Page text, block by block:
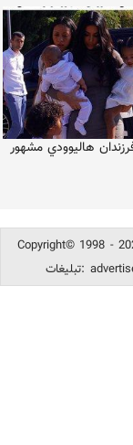
هاليوودي مشهور
تبلیغات: